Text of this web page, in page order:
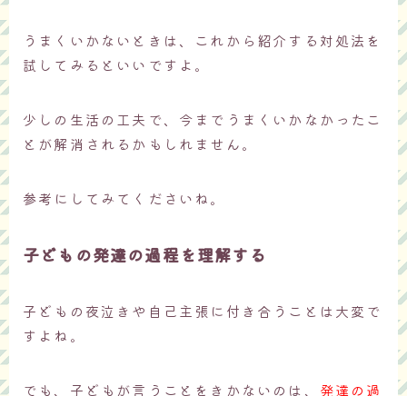
うまくいかないときは、これから紹介する対処法を
試してみるといいですよ。
少しの生活の工夫で、今までうまくいかなかったこ
とが解消されるかもしれません。
参考にしてみてくださいね。
子どもの発達の過程を理解する
子どもの夜泣きや自己主張に付き合うことは大変で
すよね。
でも、子どもが言うことをきかないのは、 発達の過